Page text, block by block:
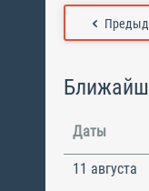
Даты
11 августа